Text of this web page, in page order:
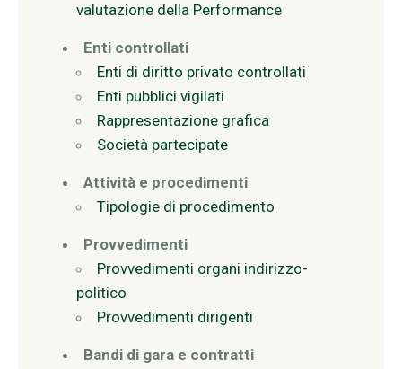
valutazione della Performance
Enti controllati
Enti di diritto privato controllati
Enti pubblici vigilati
Rappresentazione grafica
Società partecipate
Attività e procedimenti
Tipologie di procedimento
Provvedimenti
Provvedimenti organi indirizzo-
politico
Provvedimenti dirigenti
Bandi di gara e contratti